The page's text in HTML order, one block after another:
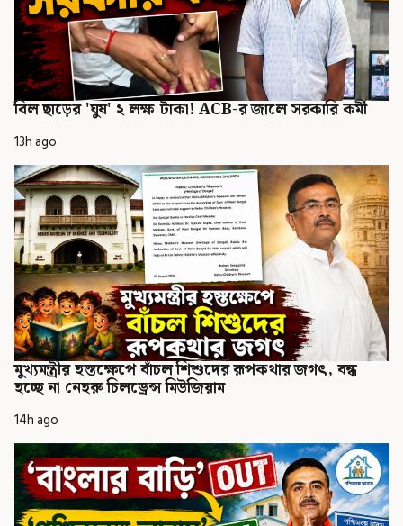
বিল ছাড়ের 'ঘুষ' ২ লক্ষ টাকা! ACB-র জালে সরকারি কর্মী
13h ago
মুখ্যমন্ত্রীর হস্তক্ষেপে বাঁচল শিশুদের রূপকথার জগৎ, বন্ধ
হচ্ছে না নেহরু চিলড্রেন্স মিউজিয়াম
14h ago